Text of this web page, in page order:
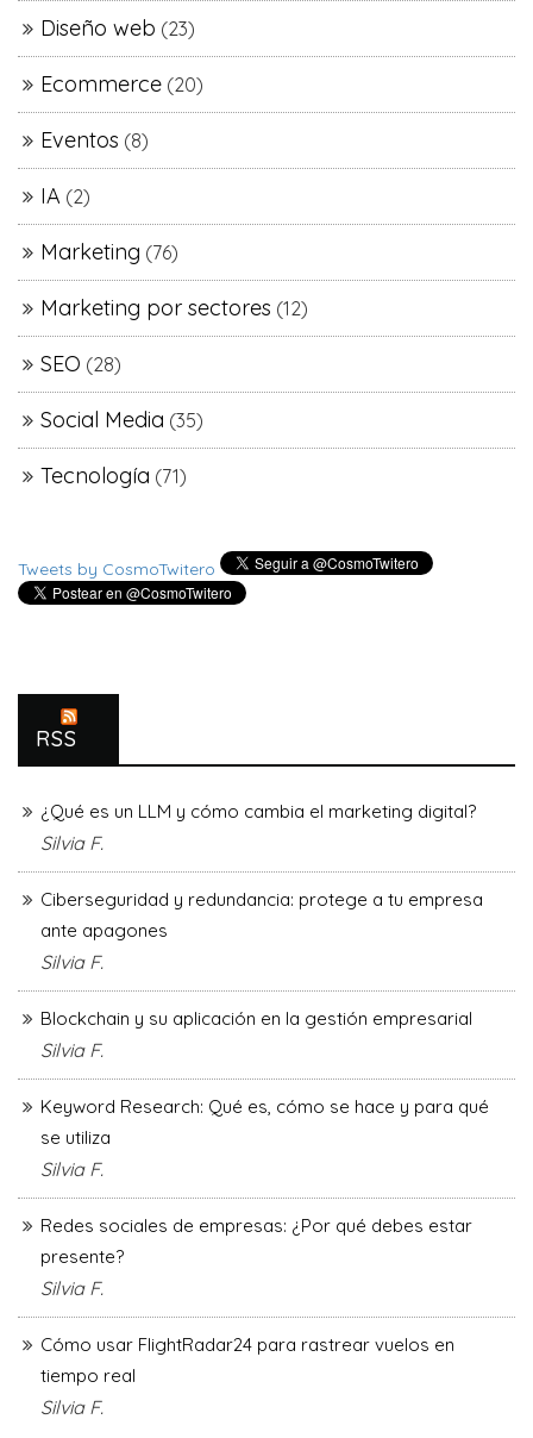
Diseño web (23)
Ecommerce (20)
Eventos (8)
IA (2)
Marketing (76)
Marketing por sectores (12)
SEO (28)
Social Media (35)
Tecnología (71)
Tweets by CosmoTwitero
RSS
¿Qué es un LLM y cómo cambia el marketing digital?
Silvia F.
Ciberseguridad y redundancia: protege a tu empresa
ante apagones
Silvia F.
Blockchain y su aplicación en la gestión empresarial
Silvia F.
Keyword Research: Qué es, cómo se hace y para qué
se utiliza
Silvia F.
Redes sociales de empresas: ¿Por qué debes estar
presente?
Silvia F.
Cómo usar FlightRadar24 para rastrear vuelos en
tiempo real
Silvia F.